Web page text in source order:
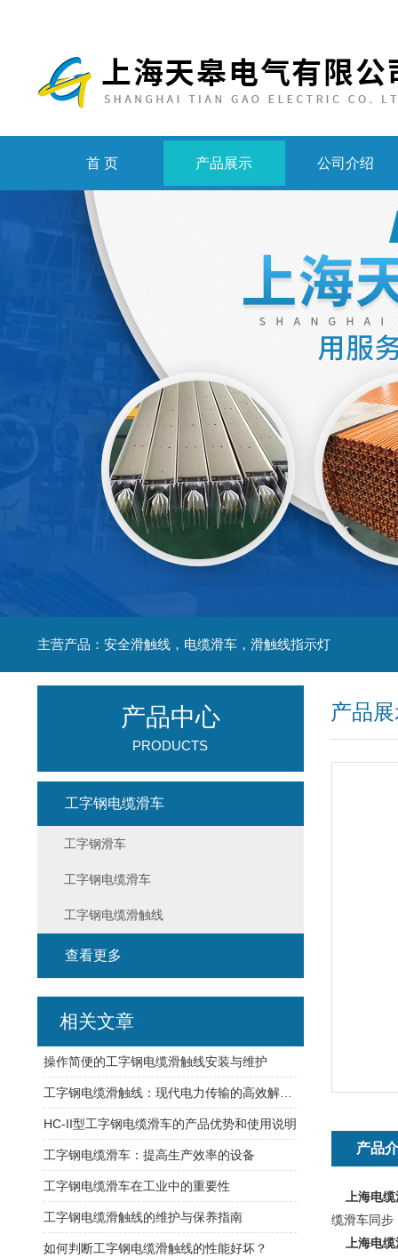
首 页 产品展示 公司介绍
主营产品：安全滑触线，电缆滑车，滑触线指示灯
产品
产品
上海电
缆滑车同步
上海电
产品中心
PRODUCTS
工字钢电缆滑车
工字钢滑车
工字钢电缆滑车
工字钢电缆滑触线
查看更多
相关文章
操作简便的工字钢电缆滑触线安装与维护
HC-II型工字钢电缆滑车的产品优势和使用说明
工字钢电缆滑车：提高生产效率的设备
工字钢电缆滑车在工业中的重要性
工字钢电缆滑触线的维护与保养指南
如何判断工字钢电缆滑触线的性能好坏？